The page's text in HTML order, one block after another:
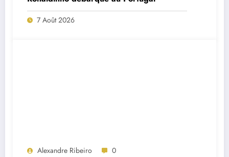
7 Août 2026
Alexandre Ribeiro 0